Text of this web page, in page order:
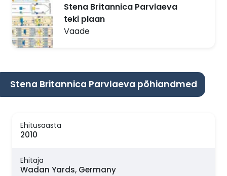
Stena Britannica Parvlaeva
teki plaan
Vaade
Stena Britannica Parvlaeva põhiandmed
Ehitusaasta
2010
Ehitaja
Wadan Yards, Germany